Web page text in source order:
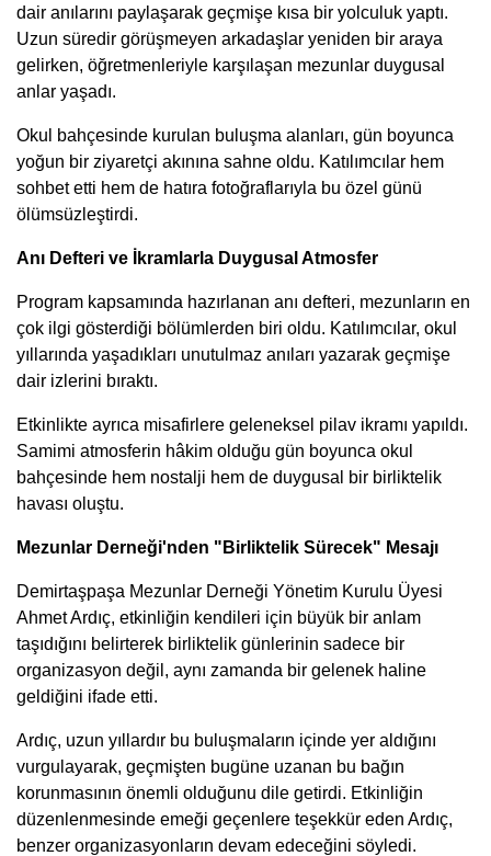
dair anılarını paylaşarak geçmişe kısa bir yolculuk yaptı.
Uzun süredir görüşmeyen arkadaşlar yeniden bir araya
gelirken, öğretmenleriyle karşılaşan mezunlar duygusal
anlar yaşadı.
Okul bahçesinde kurulan buluşma alanları, gün boyunca
yoğun bir ziyaretçi akınına sahne oldu. Katılımcılar hem
sohbet etti hem de hatıra fotoğraflarıyla bu özel günü
ölümsüzleştirdi.
Anı Defteri ve İkramlarla Duygusal Atmosfer
Program kapsamında hazırlanan anı defteri, mezunların en
çok ilgi gösterdiği bölümlerden biri oldu. Katılımcılar, okul
yıllarında yaşadıkları unutulmaz anıları yazarak geçmişe
dair izlerini bıraktı.
Etkinlikte ayrıca misafirlere geleneksel pilav ikramı yapıldı.
Samimi atmosferin hâkim olduğu gün boyunca okul
bahçesinde hem nostalji hem de duygusal bir birliktelik
havası oluştu.
Mezunlar Derneği'nden "Birliktelik Sürecek" Mesajı
Demirtaşpaşa Mezunlar Derneği Yönetim Kurulu Üyesi
Ahmet Ardıç, etkinliğin kendileri için büyük bir anlam
taşıdığını belirterek birliktelik günlerinin sadece bir
organizasyon değil, aynı zamanda bir gelenek haline
geldiğini ifade etti.
Ardıç, uzun yıllardır bu buluşmaların içinde yer aldığını
vurgulayarak, geçmişten bugüne uzanan bu bağın
korunmasının önemli olduğunu dile getirdi. Etkinliğin
düzenlenmesinde emeği geçenlere teşekkür eden Ardıç,
benzer organizasyonların devam edeceğini söyledi.